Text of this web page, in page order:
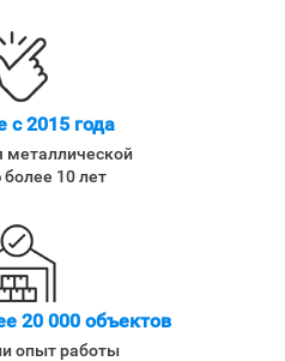
с 2015 года
10 лет
20 000 объектов
опыт работы